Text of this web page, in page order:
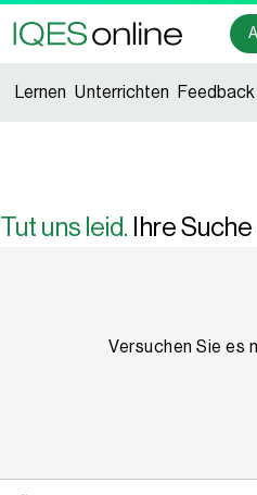
Lernen Unterrichten Feedback
Tut uns leid. Ihre
Versuchen Sie es